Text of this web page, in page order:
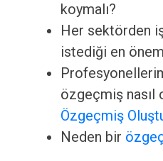
koymalı?
Her sektörden
istediği en
özgeçmiş nasıl
Özgeçmiş
Neden bir